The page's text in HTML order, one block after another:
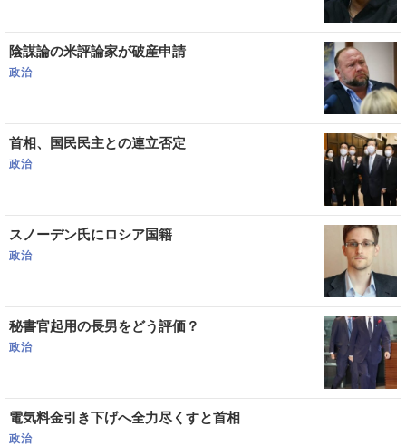
陰謀論の米評論家が破産申請
政治
首相、国民民主との連立否定
政治
スノーデン氏にロシア国籍
政治
秘書官起用の長男をどう評価？
政治
電気料金引き下げへ全力尽くすと首相
政治